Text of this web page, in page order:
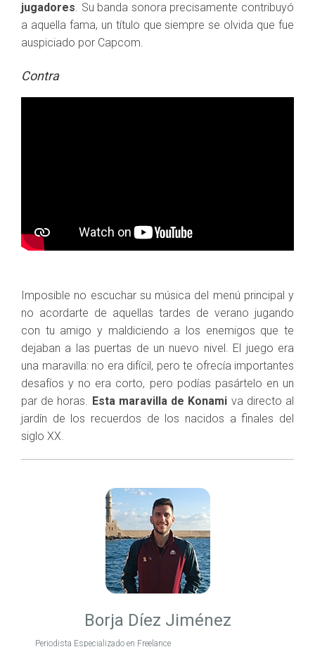
jugadores. Su banda sonora precisamente contribuyó
a aquella fama, un título que siempre se olvida que fue
auspiciado por Capcom.
Contra
Imposible no escuchar su música del menú principal y
no acordarte de aquellas tardes de verano jugando
con tu amigo y maldiciendo a los enemigos que te
dejaban a las puertas de un nuevo nivel. El juego era
una maravilla: no era difícil, pero te ofrecía importantes
desafíos y no era corto, pero podías pasártelo en un
par de horas. Esta maravilla de Konami va directo al
jardín de los recuerdos de los nacidos a finales del
siglo XX.
Borja Díez Jiménez
Periodista Especializado en Freelance